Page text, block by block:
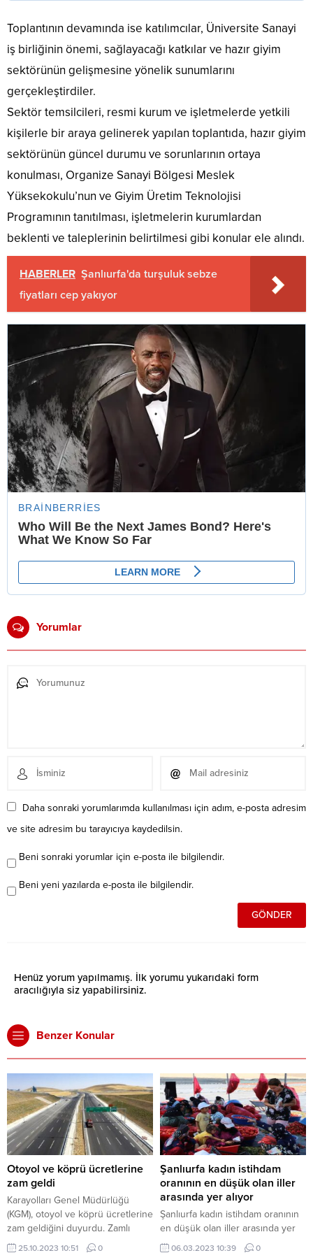
Toplantının devamında ise katılımcılar, Üniversite Sanayi
iş birliğinin önemi, sağlayacağı katkılar ve hazır giyim
sektörünün gelişmesine yönelik sunumlarını
gerçekleştirdiler.
Sektör temsilcileri, resmi kurum ve işletmelerde yetkili
kişilerle bir araya gelinerek yapılan toplantıda, hazır giyim
sektörünün güncel durumu ve sorunlarının ortaya
konulması, Organize Sanayi Bölgesi Meslek
Yüksekokulu’nun ve Giyim Üretim Teknolojisi
Programının tanıtılması, işletmelerin kurumlardan
beklenti ve taleplerinin belirtilmesi gibi konular ele alındı.
HABERLER Şanlıurfa'da turşuluk sebze
fiyatları cep yakıyor
Yorumlar
Daha sonraki yorumlarımda kullanılması için adım, e-posta adresim
ve site adresim bu tarayıcıya kaydedilsin.
Beni sonraki yorumlar için e-posta ile bilgilendir.
Beni yeni yazılarda e-posta ile bilgilendir.
Henüz yorum yapılmamış. İlk yorumu yukarıdaki form
aracılığıyla siz yapabilirsiniz.
Benzer Konular
Otoyol ve köprü ücretlerine
zam geldi
Karayolları Genel Müdürlüğü
(KGM), otoyol ve köprü ücretlerine
zam geldiğini duyurdu. Zamlı
tarife, 25 Ekim 2023 Çarşamba
25.10.2023 10:51 0
Şanlıurfa kadın istihdam
oranının en düşük olan iller
arasında yer alıyor
Şanlıurfa kadın istihdam oranının
en düşük olan iller arasında yer
alıyor06.03.2023 10:39 0